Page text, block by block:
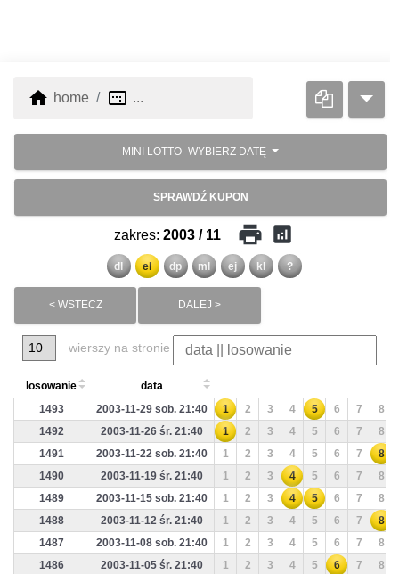
home home image_aspect_ratio ...
MINI LOTTO WYBIERZ DATĘ
SPRAWDŹ KUPON
zakres: 2003 / 11 print analytics
dl el dp ml ej kl ?
< WSTECZ DALEJ >
wierszy na stronie
losowanie
data
1493
2003-11-29 sob. 21:40 1 2 3 4 5 6 7
8
1492
2003-11-26 śr. 21:40 1 2 3 4 5 6 7
8
1491
2003-11-22 sob. 21:40 1 2 3 4 5 6 7
8
1490
2003-11-19 śr. 21:40 1 2 3 4 5 6 7
8
1489
2003-11-15 sob. 21:40 1 2 3 4 5 6 7
8
1488
2003-11-12 śr. 21:40 1 2 3 4 5 6 7
8
1487
2003-11-08 sob. 21:40 1 2 3 4 5 6 7
8
1486
2003-11-05 śr. 21:40 1 2 3 4 5 6 7
8